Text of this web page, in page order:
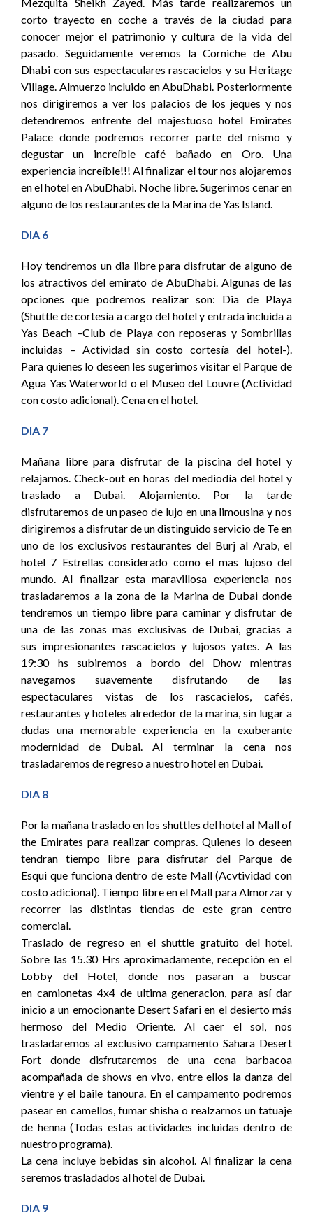
corto trayecto en coche a través de la ciudad para
conocer mejor el patrimonio y cultura de la vida del
pasado. Seguidamente veremos la Corniche de Abu
Dhabi con sus espectaculares rascacielos y su Heritage
Village. Almuerzo incluido en AbuDhabi. Posteriormente
nos dirigiremos a ver los palacios de los jeques y nos
detendremos enfrente del majestuoso hotel Emirates
Palace donde podremos recorrer parte del mismo y
degustar un increíble café bañado en Oro. Una
experiencia increíble!!! Al finalizar el tour nos alojaremos
en el hotel en AbuDhabi. Noche libre. Sugerimos cenar en
alguno de los restaurantes de la Marina de Yas Island.
DIA 6
Hoy tendremos un dia libre para disfrutar de alguno de
los atractivos del emirato de AbuDhabi. Algunas de las
opciones que podremos realizar son: Dia de Playa
(Shuttle de cortesía a cargo del hotel y entrada incluida a
Yas Beach –Club de Playa con reposeras y Sombrillas
incluidas – Actividad sin costo cortesía del hotel-).
Para quienes lo deseen les sugerimos visitar el Parque de
Agua Yas Waterworld o el Museo del Louvre (Actividad
con costo adicional). Cena en el hotel.
DIA 7
Mañana libre para disfrutar de la piscina del hotel y
relajarnos. Check-out en horas del mediodía del hotel y
traslado a Dubai. Alojamiento. Por la tarde
disfrutaremos de un paseo de lujo en una limousina y nos
dirigiremos a disfrutar de un distinguido servicio de Te en
uno de los exclusivos restaurantes del Burj al Arab, el
hotel 7 Estrellas considerado como el mas lujoso del
mundo. Al finalizar esta maravillosa experiencia nos
trasladaremos a la zona de la Marina de Dubai donde
tendremos un tiempo libre para caminar y disfrutar de
una de las zonas mas exclusivas de Dubai, gracias a
sus impresionantes rascacielos y lujosos yates. A las
19:30 hs subiremos a bordo del Dhow mientras
navegamos suavemente disfrutando de las
espectaculares vistas de los rascacielos, cafés,
restaurantes y hoteles alrededor de la marina, sin lugar a
dudas una memorable experiencia en la exuberante
modernidad de Dubai. Al terminar la cena nos
trasladaremos de regreso a nuestro hotel en Dubai.
DIA 8
Por la mañana traslado en los shuttles del hotel al Mall of
the Emirates para realizar compras. Quienes lo deseen
tendran tiempo libre para disfrutar del Parque de
Esqui que funciona dentro de este Mall (Acvtividad con
costo adicional). Tiempo libre en el Mall para Almorzar y
recorrer las distintas tiendas de este gran centro
comercial.
Traslado de regreso en el shuttle gratuito del hotel.
Sobre las 15.30 Hrs aproximadamente, recepción en el
Lobby del Hotel, donde nos pasaran a buscar
en camionetas 4x4 de ultima generacion, para así dar
inicio a un emocionante Desert Safari en el desierto más
hermoso del Medio Oriente. Al caer el sol, nos
trasladaremos al exclusivo campamento Sahara Desert
Fort donde disfrutaremos de una cena barbacoa
acompañada de shows en vivo, entre ellos la danza del
vientre y el baile tanoura. En el campamento podremos
pasear en camellos, fumar shisha o realzarnos un tatuaje
de henna (Todas estas actividades incluidas dentro de
nuestro programa).
La cena incluye bebidas sin alcohol. Al finalizar la cena
seremos trasladados al hotel de Dubai.
DIA 9